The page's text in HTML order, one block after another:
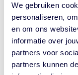
We gebruiken
personaliseren,
en om ons
informatie over
partners voor
partners kunnen
meebracht.
Vanuit alle zes
geschreven. Als
Competitie
aan de